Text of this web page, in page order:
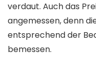
verdaut. Auch das
angemessen, denn
entsprechend der
bemessen.